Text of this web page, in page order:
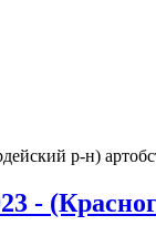
р-н)
-